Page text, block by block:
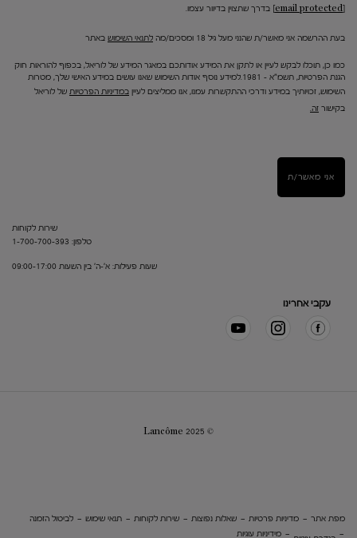
[email protected]
בדרך שתצוין בדיוור עצמו.
בעת ההרשמה אני מאשר/ת שהנני מעל גיל 18 ומסכים/מה לתנאי השימוש באתר
כמו כן, תוכלו לבקש לעיין או לתקן את המידע אודותכם במאגר המידע של לוריאל, בכפוף להוראות חוק
הגנת הפרטיות, תשמ"א – 1981.למידע נוסף אודות השימוש שאנו עושים במידע האישי שלך, מטרות
השימוש, זכויותיך במידע ודרכי ההתקשרות עמנו, אנו ממליצים לעיין במדיניות הפרטיות של לוריאל
בקישור זה.
אני מאשר/ת
שירות לקוחות
טלפון: 1-700-700-393
שעות פעילות: א'-ה' בין השעות 09:00-17:00
עקבי אחרינו
© Lancôme 2025
מפת אתר מדיניות פרטיות שאלות נפוצות שירות לקוחות תנאי שימוש
לביטול הזמנה
מידיניות עוגיות